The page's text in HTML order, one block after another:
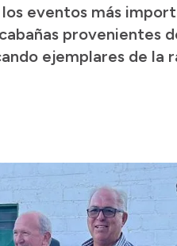
eventos más
provenientes
ejemplares de la